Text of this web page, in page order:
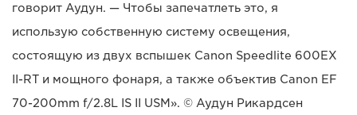
говорит Аудун. — Чтобы запечатлеть это, я
использую собственную систему освещения,
состоящую из двух вспышек Canon Speedlite 600EX
II-RT и мощного фонаря, а также объектив Canon EF
70-200mm f/2.8L IS II USM». © Аудун Рикардсен